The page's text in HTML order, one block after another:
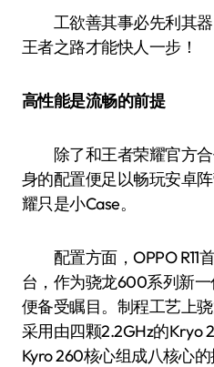
工欲善其事必先利其器，
王者之路才能快人一步！
高性能是流畅的前提
除了和王者荣耀官方合作
身的配置便足以畅玩安卓
耀只是小Case。
配置方面，OPPO R11
台，作为骁龙600系列新
便备受瞩目。制程工艺上
采用由四颗2.2GHz的Kryo
Kyro 260核心组成八核心